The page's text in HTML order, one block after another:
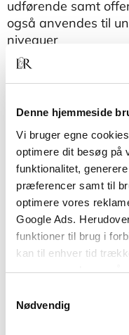
Denne hjemmeside
Vi bruger egne
optimere dit besøg på
funktionalitet,
præferencer samt til
optimere vores
Google Ads.
funktioner til brug i
kan til enhver tid
være opmærksom på,
tilbagetrækker et
Nødvendig
udførende samt
også anvendes til
niveauer
Af samme